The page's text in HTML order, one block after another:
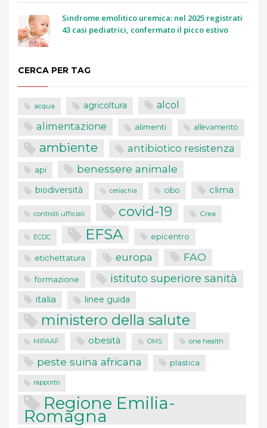
Sindrome emolitico uremica: nel 2025 registrati
43 casi pediatrici, confermato il picco estivo
CERCA PER TAG
acqua agricoltura alcol
alimentazione alimenti allevamento
ambiente antibiotico resistenza
api benessere animale
biodiversità celiachia cibo clima
controlli ufficiali covid-19 Crea
ECDC EFSA epicentro
etichettatura europa FAO
formazione istituto superiore sanità
italia linee guida
ministero della salute
MIPAAF obesità OMS one health
peste suina africana plastica
rapporto
Regione Emilia-
Romagna